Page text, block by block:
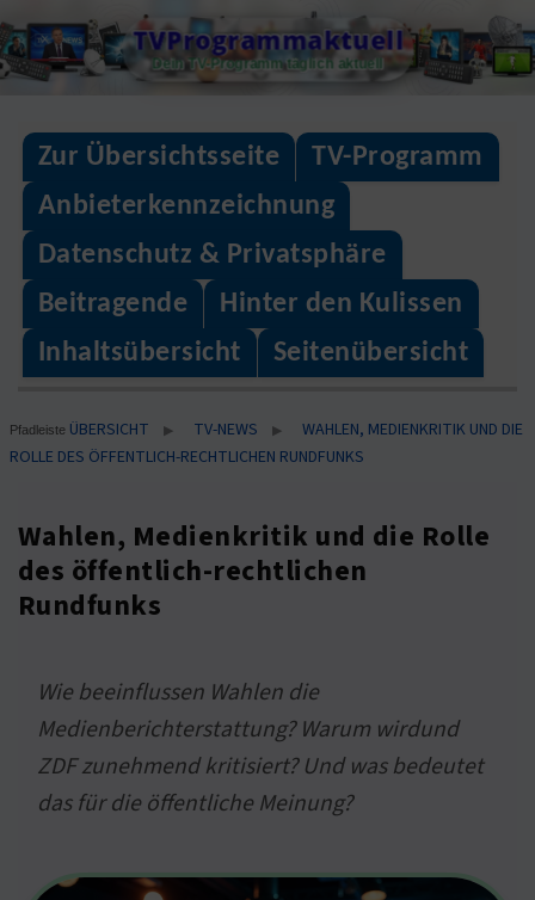
Skip
to
TVProgrammaktuell
Dein TV-Programm täglich aktuell
Zur Übersichtsseite
TV-Programm
Anbieterkennzeichnung
Datenschutz & Privatsphäre
Beitragende
Hinter den Kulissen
Inhaltsübersicht
Seitenübersicht
Pfadleiste ÜBERSICHT ▶ TV-NEWS ▶
WAHLEN, MEDIENKRITIK UND DIE
ROLLE DES ÖFFENTLICH-RECHTLICHEN RUNDFUNKS
Wahlen, Medienkritik und die Rolle
des öffentlich-rechtlichen
Rundfunks
Wie beeinflussen Wahlen die
Medienberichterstattung? Warum wirdund
ZDF zunehmend kritisiert? Und was bedeutet
das für die öffentliche Meinung?